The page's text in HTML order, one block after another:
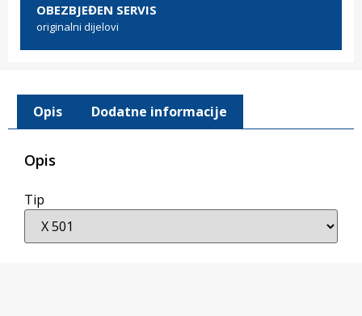
OBEZBJEĐEN SERVIS
originalni dijelovi
Opis Dodatne informacije
Opis
Tip